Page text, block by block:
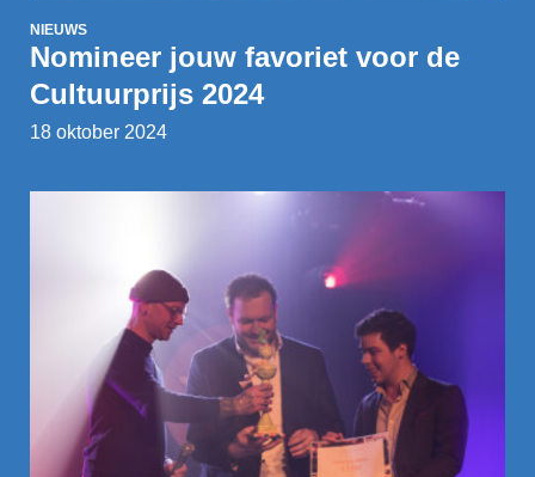
NIEUWS
Nomineer jouw favoriet voor de
Cultuurprijs 2024
18 oktober 2024